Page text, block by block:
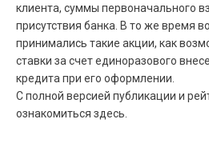
клиента, суммы первоначального
присутствия банка. В то же время
принимались такие акции, как
ставки за счет единоразового
кредита при его оформлении.
С полной версией публикации и
ознакомиться здесь.